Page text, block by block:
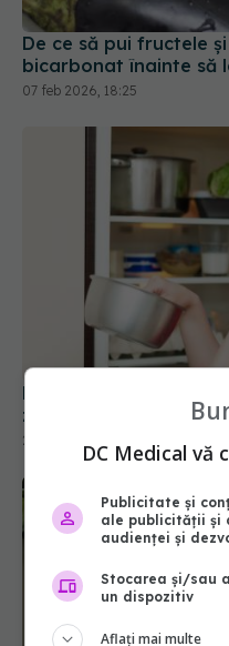
De ce să pui fructele
bicarbonat înainte să
07 feb 2026, 18:25
Pune o cutie cu
zile. Rezultatul te va
29 dec 2025, 09:20DC Medical vă
Publicitate și
ale publicității și
audienței și
Stocarea și/sau
un dispozitiv
Aflați mai multe